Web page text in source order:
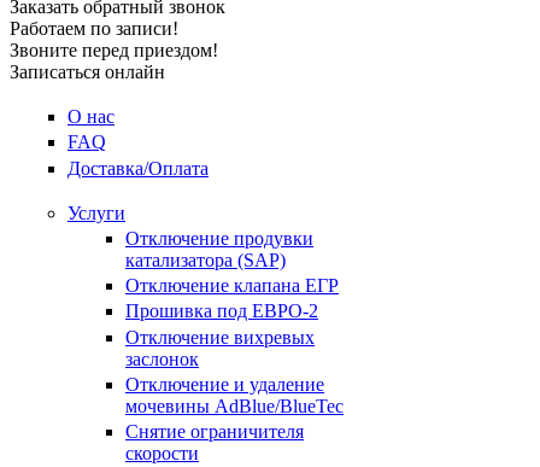
Заказать обратный звонок
Работаем по записи!
Звоните перед приездом!
Записаться онлайн
О нас
FAQ
Доставка/Оплата
Услуги
Отключение продувки
катализатора (SAP)
Отключение клапана ЕГР
Прошивка под ЕВРО-2
Отключение вихревых
заслонок
Отключение и удаление
мочевины AdBlue/BlueTec
Снятие ограничителя
скорости